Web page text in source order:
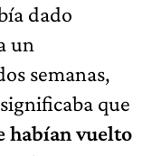
dado
un
semanas,
que
habían vuelto